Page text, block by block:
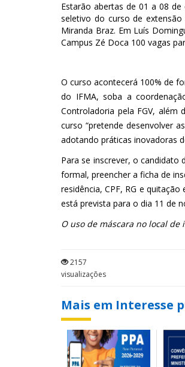
Estarão abertas de 01 a 08
seletivo do curso de
Miranda Braz. Em Luís
Campus Zé Doca 100 vagas
O curso acontecerá 100% de
do IFMA, soba a
Controladoria pela FGV, além
curso “pretende desenvolver
adotando práticas inovadoras
Para se inscrever, o
formal, preencher a ficha de
residência, CPF, RG e
está prevista para o dia 11 de
O uso de máscara no local
2157
visualizações
Mais em Interesse